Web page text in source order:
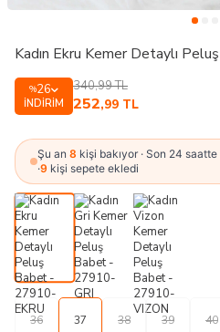
Kadın Ekru Kemer Detaylı
%26
İNDIRIM
340,99TL
252,99 TL
Şu an 8 kişi bakıyor · Son 24 saatte
·9 kişi sepete ekledi
36 37 38 39 40